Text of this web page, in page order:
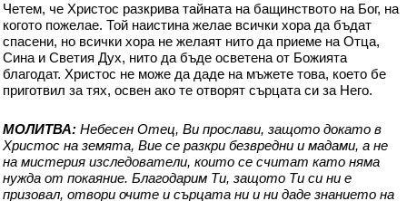
Четем, че Христос разкрива тайната на бащинството на Бог, на
когото пожелае. Той наистина желае всички хора да бъдат
спасени, но всички хора не желаят нито да приеме на Отца,
Сина и Светия Дух, нито да бъде осветена от Божията
благодат. Христос не може да даде на мъжете това, което бе
приготвил за тях, освен ако те отворят сърцата си за Него.
МОЛИТВА: Небесен Отец, Ви прослави, защото докато в
Христос на земята, Вие се разкри безвредни и мадами, а не
на мистерия изследователи, които се считат като няма
нужда от покаяние. Благодарим Ти, защото Ти си ни е
призовал, отвори очите и сърцата ни и ни даде знанието на